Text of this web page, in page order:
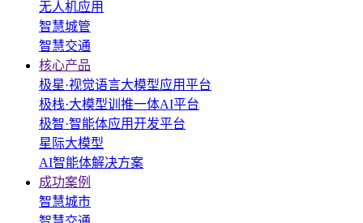
无人机应用
智慧城管
智慧交通
核心产品
极星·视觉语言大模型应用平台
极栈·大模型训推一体AI平台
极智·智能体应用开发平台
星际大模型
AI智能体解决方案
成功案例
智慧城市